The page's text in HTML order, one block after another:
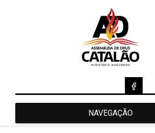
NAVEGAÇÃO